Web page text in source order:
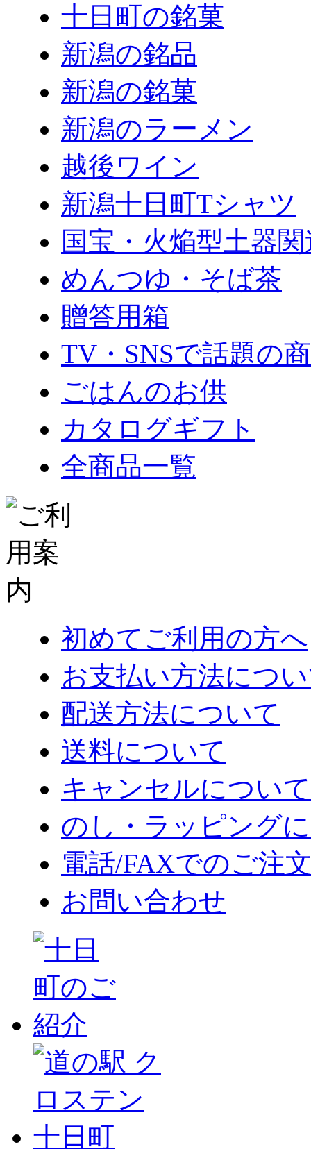
十日町の銘菓
新潟の銘品
新潟の銘菓
新潟のラーメン
越後ワイン
新潟十日町Tシャツ
国宝・火焔型土器
めんつゆ・そば茶
贈答用箱
TV・SNSで話題の
ごはんのお供
カタログギフト
全商品一覧
初めてご利用の方へ
お支払い方法につ
配送方法について
送料について
キャンセルについて
のし・ラッピング
電話/FAXでのご注
お問い合わせ